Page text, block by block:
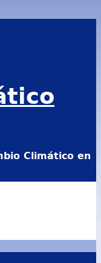
Climático en